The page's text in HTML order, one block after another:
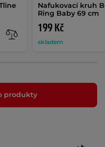
Nafukovací kruh
Ring Baby 69 cm
199 Kč
skladem
produkty